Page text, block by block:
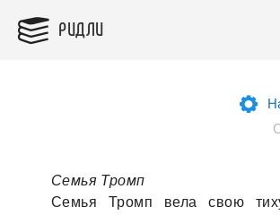
РИДЛИ
Семья Тромп
Семья Тромп вела свою